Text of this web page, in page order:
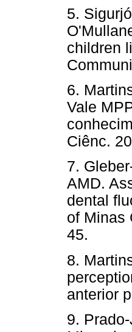
5.
children
6.
Vale
Ciênc.
7.
AMD.
dental
of Minas
45.
8.
anterior
9.